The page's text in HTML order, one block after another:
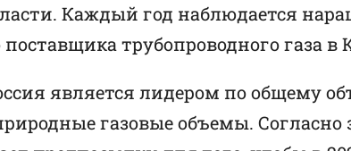
Каждый год наблюдается
трубопроводного газа в
является лидером по общему
газовые объемы.